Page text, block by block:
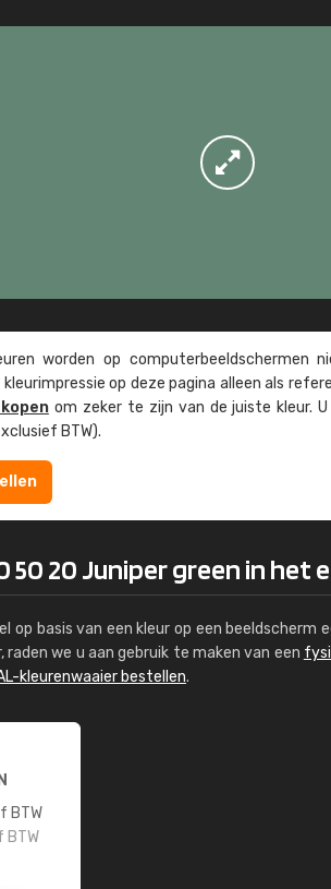
worden op computer­beeld­schermen
op deze pagina alleen als
om zeker te zijn van de juiste kleur.
BTW).
50 20 Juniper green in het
op basis van een kleur op een beeldscherm
raden we u aan gebruik te maken van een
kleurenwaaier bestellen.
BTW
BTW